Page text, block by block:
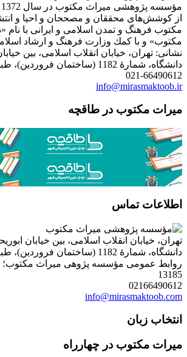
از كوشش‌های محققان و مصححان و احیا و
مكتوب فرهنگ و تمدن اسلامی و ایرانی با نام
مكتوب» و با كمك وزارت فرهنگ و ارشاد
نشانی: تهران، خیابان انقلاب اسلامی، بین
دانشگاه، شمارۀ 1182 (ساختمان فروردین)، طبقۀ دوم
021-66490612
info@mirasmaktoob.ir
میرات مکتوب در طاقچه
اطلاعات تماس
تهران، خیابان انقلاب اسلامی، بین خیابان
13185
02166490612
info@mirasmaktoob.com
انتخاب زبان
میرات مکتوب در چهارراه